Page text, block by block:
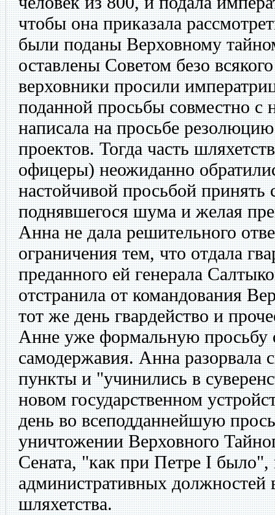
чтобы она приказала
были поданы Верховному
оставлены Советом безо
верховники просили
поданной просьбы совместно
написала на просьбе
проектов. Тогда часть
офицеры) неожиданно
настойчивой просьбой принять
поднявшегося шума и желая
Анна не дала решительного
ограничения тем, что отдала
преданного ей генерала
отстранила от командования
тот же день гвардейство и
Анне уже формальную просьбу
самодержавия. Анна разорвала
пункты и "учинились в
новом государственном
день во всеподданнейшую
уничтожении Верховного
Сената, "как при Петре I
административных
шляхетства.